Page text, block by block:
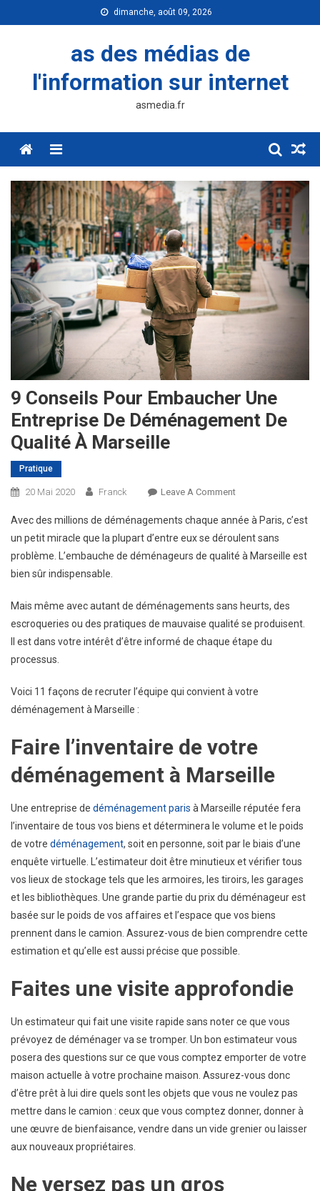
to
dimanche, août 09, 2026
as des médias de
l'information sur internet
asmedia.fr
Menu
9 Conseils Pour Embaucher Une
Entreprise De Déménagement De
Qualité À Marseille
Pratique
20 Mai 2020 Franck Leave A CommentOn
Conseils
Pour
Embaucher
De
Déménagement
De
Marseille
Avec des millions de déménagements chaque année à Paris, c’est
un petit miracle que la plupart d’entre eux se déroulent sans
problème. L’embauche de déménageurs de qualité à Marseille est
bien sûr indispensable.
Mais même avec autant de déménagements sans heurts, des
escroqueries ou des pratiques de mauvaise qualité se produisent.
Il est dans votre intérêt d’être informé de chaque étape du
processus.
Voici 11 façons de recruter l’équipe qui convient à votre
déménagement à Marseille :
Faire l’inventaire de votre
déménagement à Marseille
Une entreprise de déménagement paris à Marseille réputée fera
l’inventaire de tous vos biens et déterminera le volume et le poids
de votre déménagement, soit en personne, soit par le biais d’une
enquête virtuelle. L’estimateur doit être minutieux et vérifier tous
vos lieux de stockage tels que les armoires, les tiroirs, les garages
et les bibliothèques. Une grande partie du prix du déménageur est
basée sur le poids de vos affaires et l’espace que vos biens
prennent dans le camion. Assurez-vous de bien comprendre cette
estimation et qu’elle est aussi précise que possible.
Faites une visite approfondie
Un estimateur qui fait une visite rapide sans noter ce que vous
prévoyez de déménager va se tromper. Un bon estimateur vous
posera des questions sur ce que vous comptez emporter de votre
maison actuelle à votre prochaine maison. Assurez-vous donc
d’être prêt à lui dire quels sont les objets que vous ne voulez pas
mettre dans le camion : ceux que vous comptez donner, donner à
une œuvre de bienfaisance, vendre dans un vide grenier ou laisser
aux nouveaux propriétaires.
Ne versez pas un gros